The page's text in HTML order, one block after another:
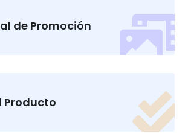

de Promoción

Producto